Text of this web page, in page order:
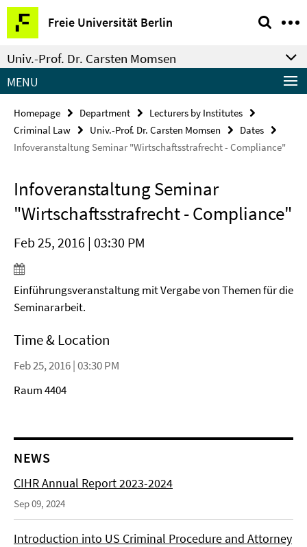
Springe
direkt
zu
Inhalt
Freie Universität Berlin
Service
Navigation
Univ.-Prof. Dr. Carsten Momsen
MENU
Homepage Department
Lecturers by Institutes
Criminal Law
Univ.-Prof. Dr. Carsten Momsen
Dates
Infoveranstaltung Seminar "Wirtschaftsstrafrecht - Compliance"
Infoveranstaltung Seminar
"Wirtschaftsstrafrecht - Compliance"
Feb 25, 2016 | 03:30 PM
Einführungsveranstaltung mit Vergabe von Themen für die
Seminararbeit.
Time & Location
Feb 25, 2016 | 03:30 PM
Raum 4404
NEWS
CIHR Annual Report 2023-2024
Sep 09, 2024
Introduction into US Criminal Procedure and Attorney